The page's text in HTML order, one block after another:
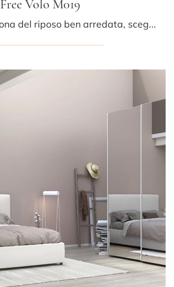
Free Volo M019
Se desideri una zona del riposo ben arredata, scegli l'armadio Free Volo M019 con ante scorrevoli di Colombini Casa!